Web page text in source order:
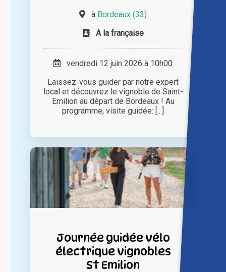
à Bordeaux (33)
A la française
vendredi 12 juin 2026 à 10h00
Laissez-vous guider par notre expert
local et découvrez le vignoble de Saint-
Emilion au départ de Bordeaux ! Au
programme, visite guidée: [...]
Journée guidée vélo
électrique vignobles
St Emilion